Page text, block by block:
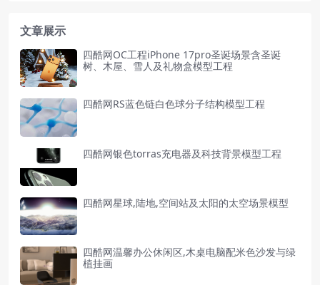
文章展示
四酷网OC工程iPhone 17pro圣诞场景含圣诞
树、木屋、雪人及礼物盒模型工程
四酷网RS蓝色链白色球分子结构模型工程
四酷网银色torras充电器及科技背景模型工程
四酷网星球,陆地,空间站及太阳的太空场景模型
四酷网温馨办公休闲区,木桌电脑配米色沙发与绿
植挂画